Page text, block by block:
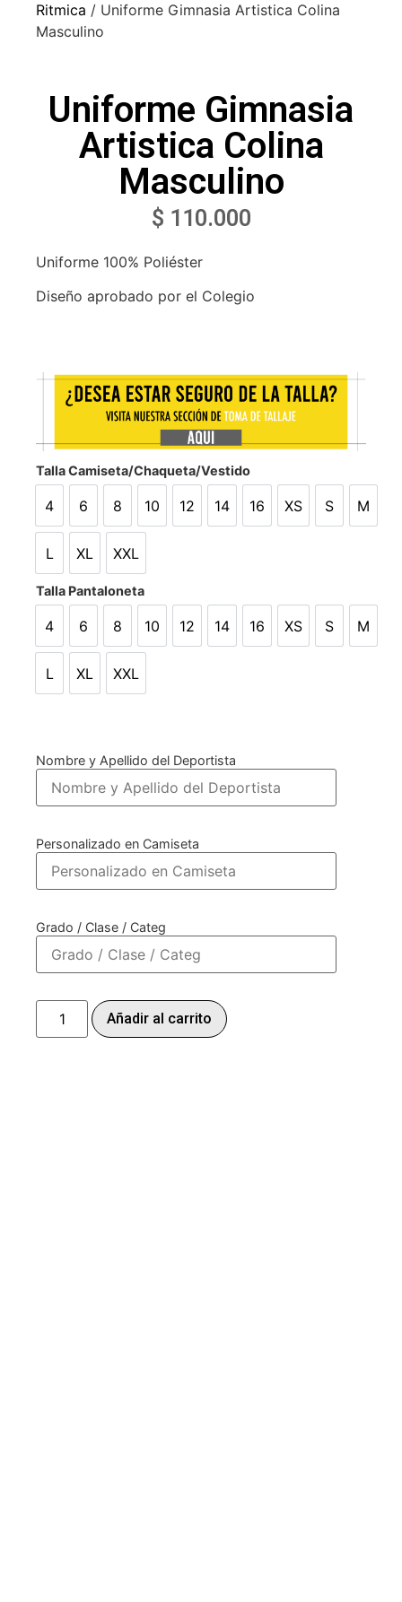
Ritmica / Uniforme Gimnasia Artistica Colina
Masculino
Uniforme Gimnasia
Artistica Colina
Masculino
$ 110.000
Uniforme 100% Poliéster
Diseño aprobado por el Colegio
Talla Camiseta/Chaqueta/Vestido
4 6 8
8
10 12 14 16 XS
XS
S
S
M
L XL XXL
Talla Pantaloneta
4 6 8
8
10 12 14 16 XS
XS
S
S
M
L XL XXL
Nombre y Apellido del Deportista
Personalizado en Camiseta
Grado / Clase / Categ
Añadir al carrito